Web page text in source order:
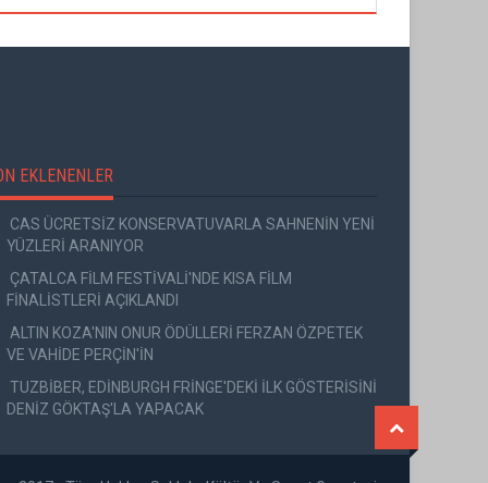
EKLENENLER
CAS ÜCRETSİZ KONSERVATUVARLA SAHNENİN YENİ
YÜZLERİ ARANIYOR
ÇATALCA FİLM FESTİVALİ'NDE KISA FİLM
FİNALİSTLERİ AÇIKLANDI
ALTIN KOZA'NIN ONUR ÖDÜLLERİ FERZAN ÖZPETEK
VE VAHİDE PERÇİN'İN
TUZBİBER, EDİNBURGH FRİNGE'DEKİ İLK GÖSTERİSİNİ
DENİZ GÖKTAŞ'LA YAPACAK